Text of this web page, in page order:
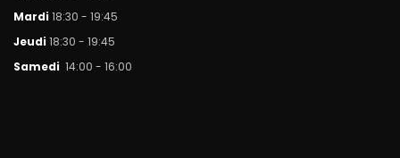
Mardi 18:30 - 19:45
Jeudi 18:30 - 19:45
Samedi 14:00 - 16:00